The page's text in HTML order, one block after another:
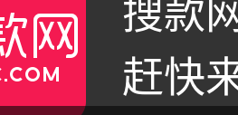
搜款
赶快